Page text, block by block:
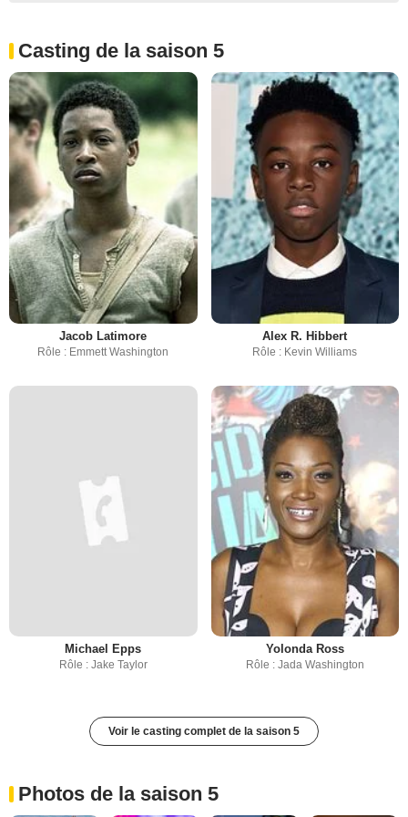
Casting de la saison 5
Jacob Latimore
Rôle : Emmett Washington
Alex R. Hibbert
Rôle : Kevin Williams
Michael Epps
Rôle : Jake Taylor
Yolonda Ross
Rôle : Jada Washington
Voir le casting complet de la saison 5
Photos de la saison 5